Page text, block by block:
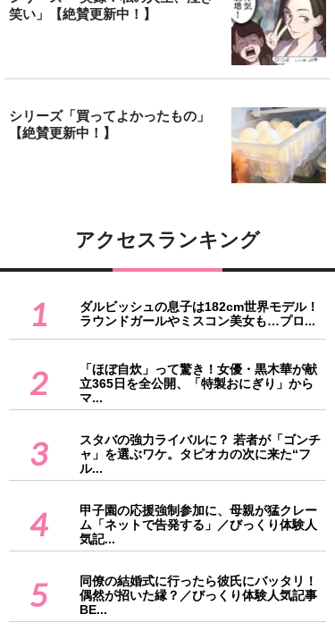
笑い」【絶賛更新中！】
シリーズ「買ってよかったもの」
【絶賛更新中！】
アクセスランキング
1
ダルビッシュの息子は182cm世界モデル！
ラウンドガールやミスコン美女も…プロ...
2
「ほぼ自炊」って驚き！女優・黒木華が献
立365日を全公開、「特製おにぎり」から
マ...
3
スタバの強力ライバルに？ 若者が「ゴンチ
ャ」を選ぶワケ。タピオカの次に来た“フ
ル...
4
甲子園の応援強制参加に、母親が猛クレー
ム「ネットで告発する」／びっくり体験人
気記...
5
同僚の結婚式に行ったら彼氏にバッタリ！
偶然が招いた縁？／びっくり体験人気記事
BE...